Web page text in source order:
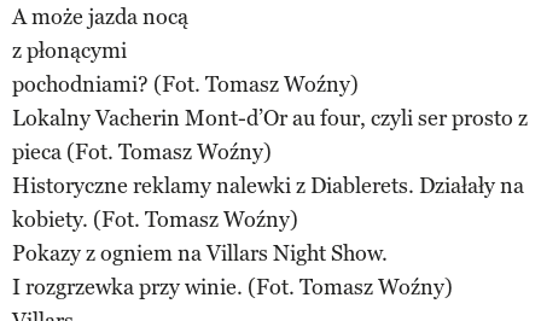
A może jazda nocą
z płonącymi
pochodniami? (Fot. Tomasz Woźny)
Lokalny Vacherin Mont-d’Or au four, czyli ser prosto z
pieca (Fot. Tomasz Woźny)
Historyczne reklamy nalewki z Diablerets. Działały na
kobiety. (Fot. Tomasz Woźny)
Pokazy z ogniem na Villars Night Show.
I rozgrzewka przy winie. (Fot. Tomasz Woźny)